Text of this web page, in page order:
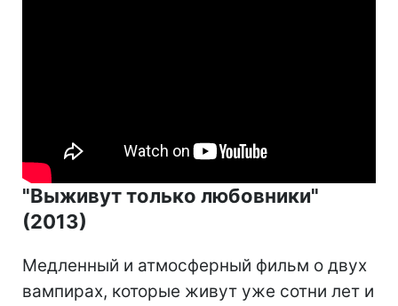
"Выживут только любовники"
(2013)
Медленный и атмосферный фильм о двух
вампирах, которые живут уже сотни лет и